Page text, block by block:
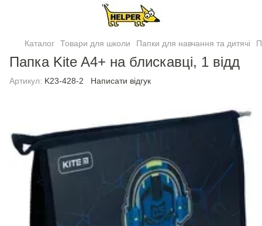
Каталог Товари для школи Папки для навчання та дитячі
Папка Kite A4+ на блискавці, 1 вiдд
Артикул: K23-428-2 Написати відгук